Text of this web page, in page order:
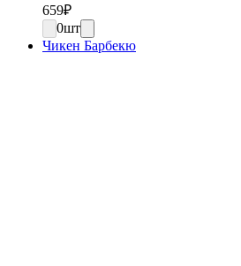
659₽
0шт
Чикен Барбекю